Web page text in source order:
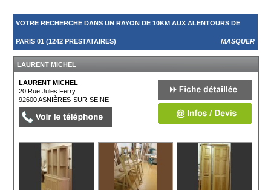
VOTRE RECHERCHE DANS UN RAYON DE 10KM AUX ALENTOURS DE
PARIS 01 (1242 PRESTATAIRES) MASQUER
LAURENT MICHEL
LAURENT MICHEL
20 Rue Jules Ferry
92600ASNIÈRES-SUR-SEINE